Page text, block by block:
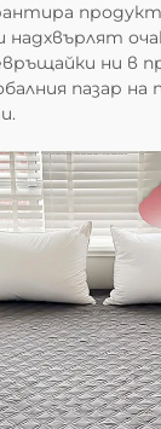
ни в
пазар на